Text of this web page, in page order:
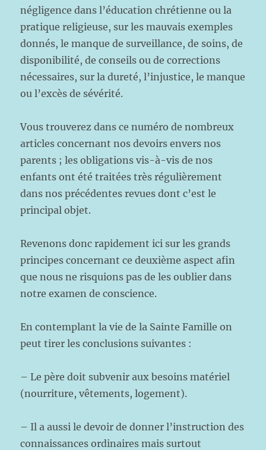
négligence dans l’éducation chrétienne ou la
pratique religieuse, sur les mauvais exemples
donnés, le manque de surveillance, de soins, de
disponibilité, de conseils ou de corrections
nécessaires, sur la dureté, l’injustice, le manque
ou l’excès de sévérité.
Vous trouverez dans ce numéro de nombreux
articles concernant nos devoirs envers nos
parents ; les obligations vis-à-vis de nos
enfants ont été traitées très régulièrement
dans nos précédentes revues dont c’est le
principal objet.
Revenons donc rapidement ici sur les grands
principes concernant ce deuxième aspect afin
que nous ne risquions pas de les oublier dans
notre examen de conscience.
En contemplant la vie de la Sainte Famille on
peut tirer les conclusions suivantes :
– Le père doit subvenir aux besoins matériel
(nourriture, vêtements, logement).
– Il a aussi le devoir de donner l’instruction des
connaissances ordinaires mais surtout